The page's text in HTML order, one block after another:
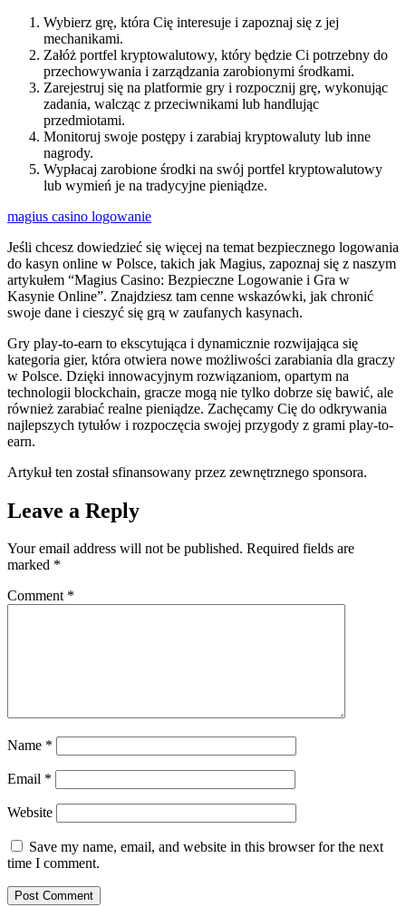
Wybierz grę, która Cię interesuje i zapoznaj się z jej
mechanikami.
Załóż portfel kryptowalutowy, który będzie Ci potrzebny do
przechowywania i zarządzania zarobionymi środkami.
Zarejestruj się na platformie gry i rozpocznij grę, wykonując
zadania, walcząc z przeciwnikami lub handlując
przedmiotami.
Monitoruj swoje postępy i zarabiaj kryptowaluty lub inne
nagrody.
Wypłacaj zarobione środki na swój portfel kryptowalutowy
lub wymień je na tradycyjne pieniądze.
magius casino logowanie
Jeśli chcesz dowiedzieć się więcej na temat bezpiecznego logowania
do kasyn online w Polsce, takich jak Magius, zapoznaj się z naszym
artykułem “Magius Casino: Bezpieczne Logowanie i Gra w
Kasynie Online”. Znajdziesz tam cenne wskazówki, jak chronić
swoje dane i cieszyć się grą w zaufanych kasynach.
Gry play-to-earn to ekscytująca i dynamicznie rozwijająca się
kategoria gier, która otwiera nowe możliwości zarabiania dla graczy
w Polsce. Dzięki innowacyjnym rozwiązaniom, opartym na
technologii blockchain, gracze mogą nie tylko dobrze się bawić, ale
również zarabiać realne pieniądze. Zachęcamy Cię do odkrywania
najlepszych tytułów i rozpoczęcia swojej przygody z grami play-to-
earn.
Artykuł ten został sfinansowany przez zewnętrznego sponsora.
Leave a Reply
Your email address will not be published. Required fields are
marked *
Comment *
Name *
Email *
Website
Save my name, email, and website in this browser for the next
time I comment.